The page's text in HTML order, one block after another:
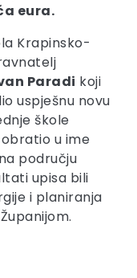
eura.
Krapinsko-
Paradi koji
uspješnu novu
škole
obratio u ime
području
upisa bili
i planiranja